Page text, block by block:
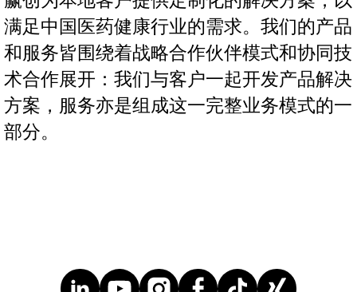
满足中国医药健康行业的需求。我们的产品
和服务皆围绕着战略合作伙伴模式和协同技
术合作展开：我们与客户一起开发产品解决
方案，服务亦是组成这一完整业务模式的一
部分。